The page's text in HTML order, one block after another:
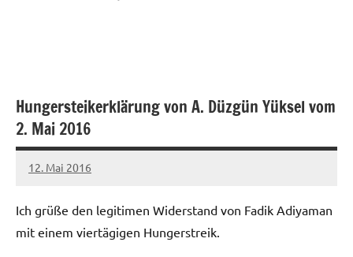
Hungersteikerklärung von A. Düzgün Yüksel vom
2. Mai 2016
12. Mai 2016
admin
Ich grüße den legitimen Widerstand von Fadik Adiyaman
mit einem viertägigen Hungerstreik.